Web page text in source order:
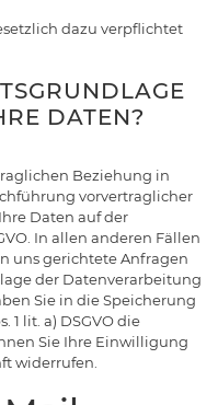
dazu verpflichtet
DATEN?
Beziehung in
vorvertraglicher
Daten auf der
In allen anderen Fällen
uns gerichtete Anfragen
der Datenverarbeitung
Sie in die Speicherung
1 lit. a) DSGVO die
Sie Ihre Einwilligung
widerrufen.